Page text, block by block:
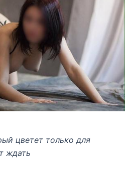
цветет только для
ждать